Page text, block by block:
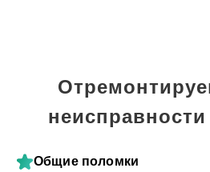
Общие поломки